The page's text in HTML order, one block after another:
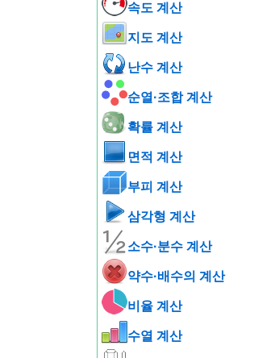
속도 계산
지도 계산
난수 계산
순열·조합 계산
확률 계산
면적 계산
부피 계산
삼각형 계산
소수·분수 계산
약수·배수의 계산
비율 계산
수열 계산